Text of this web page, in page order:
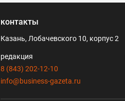
контакты
Казань, Лобачевского 10, корпус 2
редакция
8 (843) 202-12-10
info@business-gazeta.ru